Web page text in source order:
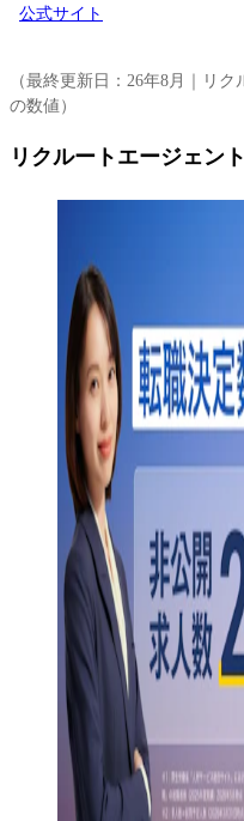
公式サイト
（最終更新日：26年8月｜リ
の数値）
リクルートエージェント